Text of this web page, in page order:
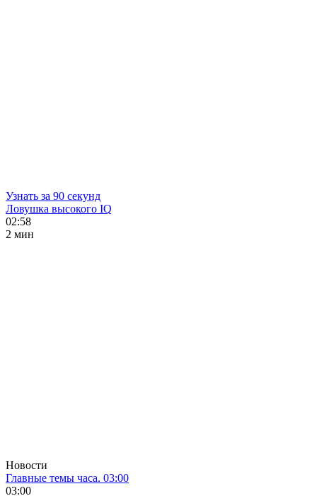
Узнать за 90 секунд
Ловушка высокого IQ
02:58
2 мин
Новости
Главные темы часа. 03:00
03:00